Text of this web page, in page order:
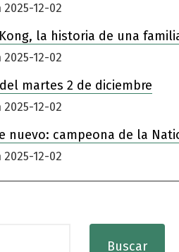
12-02
la historia de una
12-02
martes 2 de diciembre
12-02
nuevo: campeona de la
12-02
Buscar